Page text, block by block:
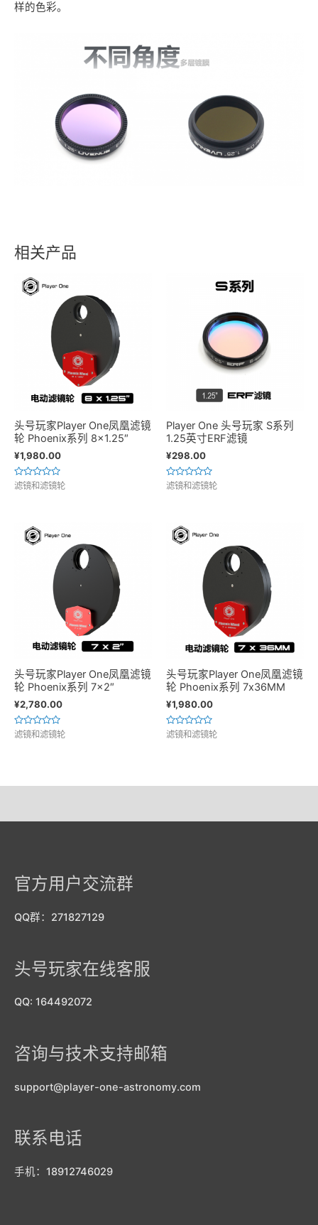
样的色彩。
相关产品
头号玩家Player One凤凰滤镜
轮 Phoenix系列 8×1.25″
¥1,980.00
评
分
滤镜和滤镜轮
Player One 头号玩家 S系列
1.25英寸ERF滤镜
¥298.00
评
分
滤镜和滤镜轮
头号玩家Player One凤凰滤镜
轮 Phoenix系列 7×2″
¥2,780.00
评
分
滤镜和滤镜轮
头号玩家Player One凤凰滤镜
轮 Phoenix系列 7x36MM
¥1,980.00
评
分
滤镜和滤镜轮
官方用户交流群
QQ群：271827129
头号玩家在线客服
QQ: 164492072
咨询与技术支持邮箱
support@player-one-astronomy.com
联系电话
手机：18912746029